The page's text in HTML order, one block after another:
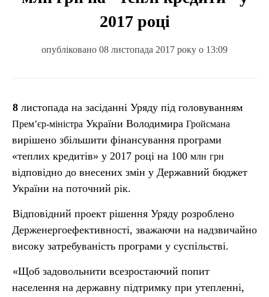
2017 році
опубліковано 08 листопада 2017 року о 13:09
8 листопада на засіданні Уряду під головуванням
Прем’єр-міністра України Володимира Гройсмана
вирішено збільшити фінансування програми
«теплих кредитів» у 2017 році на 100 млн грн
відповідно до внесених змін у Державний бюджет
України на поточний рік.
Відповідний проект рішення Уряду розроблено
Держенергоефективності, зважаючи на надзвичайно
високу затребуваність програми у суспільстві.
«Щоб задовольнити всезростаючий попит
населення на державну підтримку при утепленні,